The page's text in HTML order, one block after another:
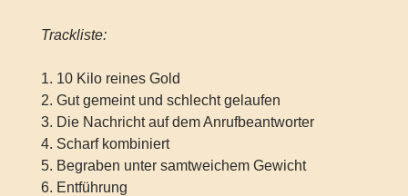
Trackliste:
1. 10 Kilo reines Gold
2. Gut gemeint und schlecht gelaufen
3. Die Nachricht auf dem Anrufbeantworter
4. Scharf kombiniert
5. Begraben unter samtweichem Gewicht
6. Entführung